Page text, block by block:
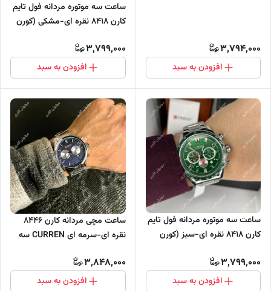
3,794,000
افزودن به سبد
ساعت سه موتوره مردانه فول تایم
کارن 8418 نقره ای-مشکی (کورن
3,799,000
افزودن به سبد
ساعت سه موتوره مردانه فول تایم
کارن 8418 نقره ای-سبز (کورن
3,799,000
افزودن به سبد
ساعت مچی مردانه کارن 8446
نقره ای-سرمه ای CURREN سه
3,848,000
افزودن به سبد